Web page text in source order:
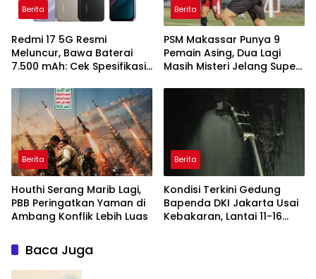
Berita
Redmi 17 5G Resmi
Meluncur, Bawa Baterai
7.500 mAh: Cek Spesifikasi
Berita
PSM Makassar Punya 9
Pemain Asing, Dua Lagi
Masih Misteri Jelang Super
Berita
Houthi Serang Marib Lagi,
PBB Peringatkan Yaman di
Ambang Konflik Lebih Luas
Berita
Kondisi Terkini Gedung
Bapenda DKI Jakarta Usai
Kebakaran, Lantai 11-16
Baca Juga